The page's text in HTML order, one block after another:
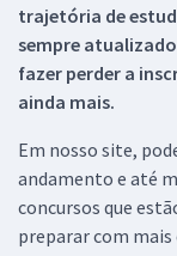
trajetória de
sempre
fazer perder a
ainda mais.
Em nosso site,
andamento e até
concursos que
preparar com